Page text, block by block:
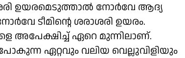
ഉയരമെടുത്താൽ നോർവേ ആദ്യ
ടീമിന്റെ ശരാശരി ഉയരം.
അപേക്ഷിച്ച് ഏറെ മുന്നിലാണ്.
ഏറ്റവും വലിയ വെല്ലുവിളിയും